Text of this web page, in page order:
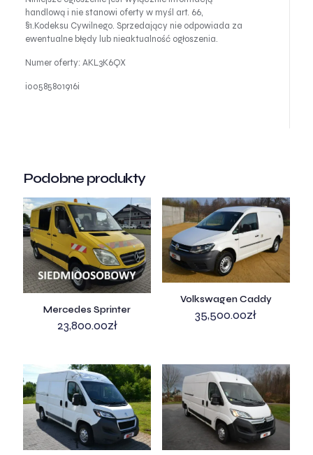
handlową i nie stanowi oferty w myśl art. 66,
§1.Kodeksu Cywilnego. Sprzedający nie odpowiada za
ewentualne błędy lub nieaktualność ogłoszenia.
Numer oferty: AKL3K6QX
i00585801916i
Podobne produkty
Mercedes Sprinter
23,800.00zł
Volkswagen Caddy
35,500.00zł